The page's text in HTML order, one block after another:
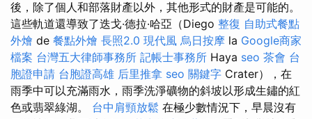
後，除了個人和部落財產以外，其他形式的財產是可能的。
這些軌道還導致了迭戈·德拉·哈亞（Diego 整復 自助式餐點
外燴 de 餐點外燴 長照2.0 現代風 烏日按摩 la Google商家
檔案 台灣五大律師事務所 記帳士事務所 Haya seo 茶會 台
胞證申請 台胞證高雄 后里推拿 seo 關鍵字 Crater），在
雨季中可以充滿雨水，雨季洗淨礦物的斜坡以形成生鏽的紅
色或翡翠綠湖。 台中肩頸放鬆 在極少數情況下，早晨沒有